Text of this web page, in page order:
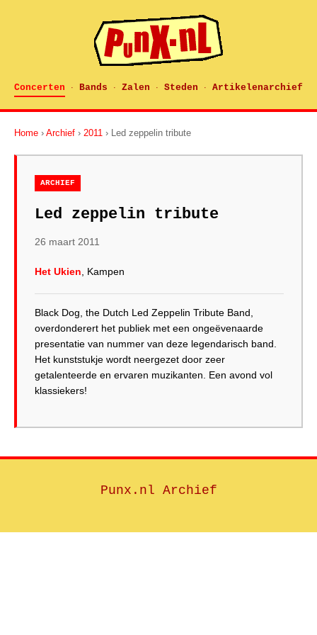
Concerten · Bands · Zalen · Steden · Artikelenarchief
Home › Archief › 2011 › Led zeppelin tribute
ARCHIEF
Led zeppelin tribute
26 maart 2011
Het Ukien , Kampen
Black Dog, the Dutch Led Zeppelin Tribute Band,
overdonderert het publiek met een ongeëvenaarde
presentatie van nummer van deze legendarisch band.
Het kunststukje wordt neergezet door zeer
getalenteerde en ervaren muzikanten. Een avond vol
klassiekers!
Punx.nl Archief